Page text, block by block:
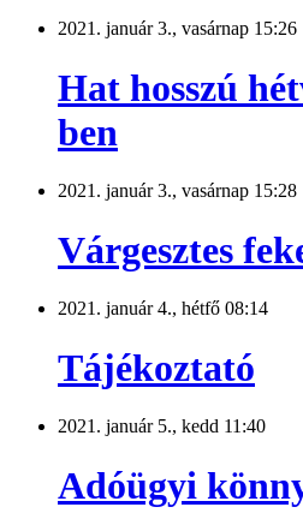
2021. január 3., vasárnap 15:26
Hat hosszú
ben
2021. január 3., vasárnap 15:28
Várgesztes
2021. január 4., hétfő 08:14
Tájékoztató
2021. január 5., kedd 11:40
Adóügyi